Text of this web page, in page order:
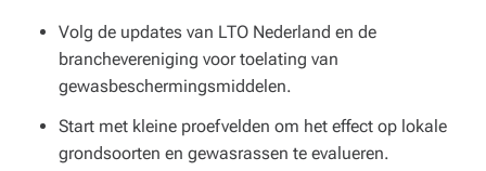
Volg de updates van LTO Nederland en de
branchevereniging voor toelating van
gewasbeschermingsmiddelen.
Start met kleine proefvelden om het effect op lokale
grondsoorten en gewasrassen te evalueren.